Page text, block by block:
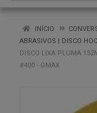
INÍCIO
ABRASIVOS | DISCO
DISCO LIXA PLUMA
#400 - GMAX